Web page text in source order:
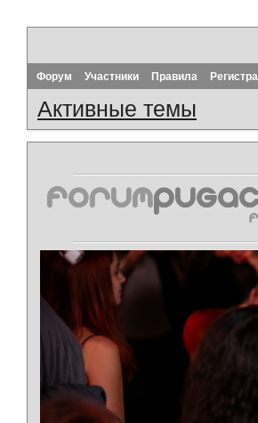
Форум Участники Правила
Активные темы